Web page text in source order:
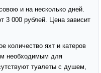
и на несколько дней.
3 000 рублей. Цена зависит
количество яхт и катеров
необходимым для
туалеты с душем,